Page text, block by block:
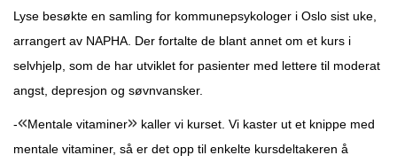
Lyse besøkte en samling for kommunepsykologer i Oslo sist uke,
arrangert av NAPHA. Der fortalte de blant annet om et kurs i
selvhjelp, som de har utviklet for pasienter med lettere til moderat
angst, depresjon og søvnvansker.
-«Mentale vitaminer» kaller vi kurset. Vi kaster ut et knippe med
mentale vitaminer, så er det opp til enkelte kursdeltakeren å